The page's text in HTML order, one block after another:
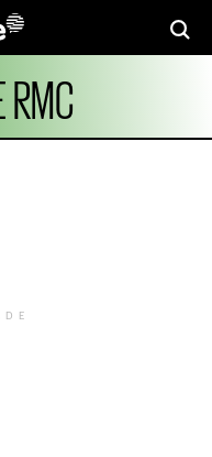
RMC